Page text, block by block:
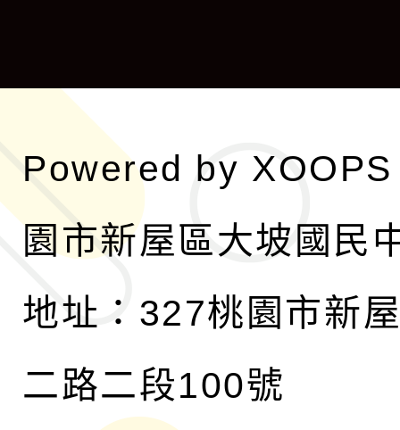
單
Powered by XOOPS
園市新屋區大坡國民
地址：327桃園市新
二路二段100號